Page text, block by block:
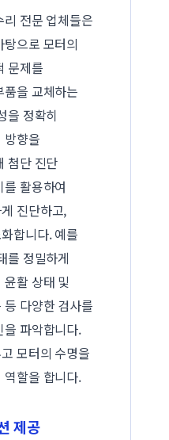
전문 업체들은
으로 모터의
문제를
을 교체하는
을 정확히
방향을
첨단 진단
활용하여
진단하고,
합니다. 예를
를 정밀하게
활 상태 및
다양한 검사를
을 파악합니다.
모터의 수명을
역할을 합니다.
제공